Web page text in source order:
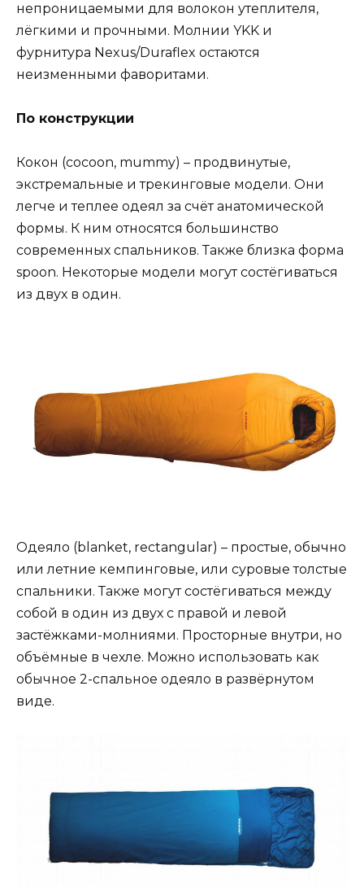
непроницаемыми для волокон утеплителя,
лёгкими и прочными. Молнии YKK и
фурнитура Nexus/Duraflex остаются
неизменными фаворитами.
По конструкции
Кокон (cocoon, mummy) – продвинутые,
экстремальные и трекинговые модели. Они
легче и теплее одеял за счёт анатомической
формы. К ним относятся большинство
современных спальников. Также близка форма
spoon. Некоторые модели могут состёгиваться
из двух в один.
Одеяло (blanket, rectangular) – простые, обычно
или летние кемпинговые, или суровые толстые
спальники. Также могут состёгиваться между
собой в один из двух с правой и левой
застёжками-молниями. Просторные внутри, но
объёмные в чехле. Можно использовать как
обычное 2-спальное одеяло в развёрнутом
виде.